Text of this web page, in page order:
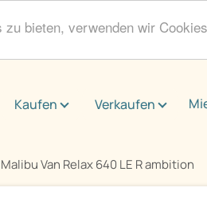
bieten, verwenden wir
Kaufen Verkaufen
Malibu Van Relax 640 LE R ambition